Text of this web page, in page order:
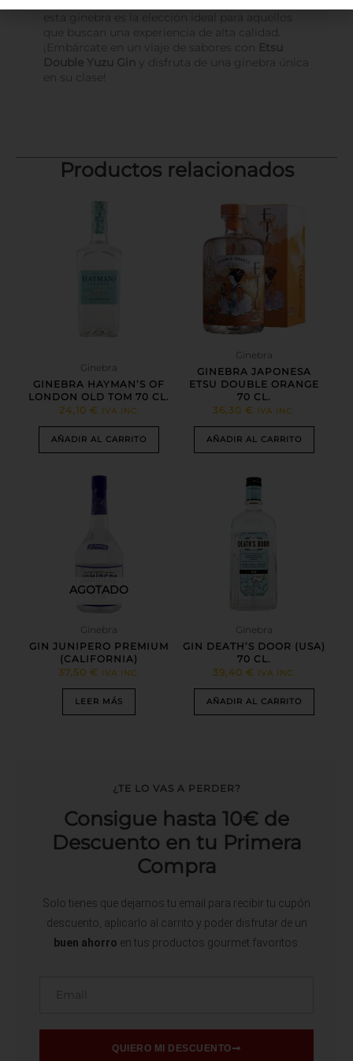
esta ginebra es la elección ideal para aquellos
que buscan una experiencia de alta calidad.
¡Embárcate en un viaje de sabores con
Etsu
Double Yuzu Gin y disfruta de una ginebra única
en su clase!
Productos relacionados
Ginebra
GINEBRA HAYMAN’S OF
LONDON OLD TOM 70 CL.
24,10 € IVA INC.
AÑADIR AL CARRITO
Ginebra
GINEBRA JAPONESA
ETSU DOUBLE ORANGE
70 CL.
36,30€ IVA INC.
AÑADIR AL CARRITO
AGOTADO
Ginebra
GIN JUNIPERO PREMIUM
(CALIFORNIA)
37,50€ IVA INC.
LEER MÁS
Ginebra
GIN DEATH’S DOOR (USA)
70 CL.
39,40 € IVA INC.
AÑADIR AL CARRITO
¿TE LO VAS A PERDER?
Consigue hasta 10€ de
Descuento en tu Primera
Compra
Solo tienes que dejarnos tu email para recibir tu cupón
descuento, aplicarlo al carrito y poder disfrutar de un
buen ahorro en tus productos gourmet favoritos.
QUIERO MI DESCUENTO